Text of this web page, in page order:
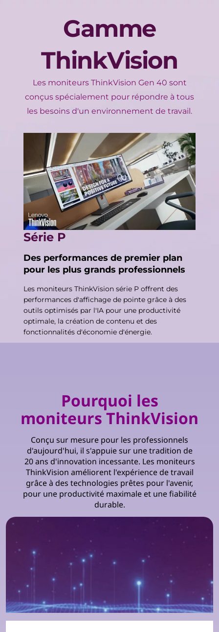
Gamme
ThinkVision
Les moniteurs ThinkVision Gen 40 sont
conçus spécialement pour répondre à tous
les besoins d'un environnement de travail.
Série P
Des performances de premier plan
pour les plus grands professionnels
Les moniteurs ThinkVision série P offrent des
performances d'affichage de pointe grâce à des
outils optimisés par l'IA pour une productivité
optimale, la création de contenu et des
fonctionnalités d'économie d'énergie.
Pourquoi les
moniteurs ThinkVision
Conçu sur mesure pour les professionnels
d'aujourd'hui, il s'appuie sur une tradition de
20 ans d'innovation incessante. Les moniteurs
ThinkVision améliorent l'expérience de travail
grâce à des technologies prêtes pour l'avenir,
pour une productivité maximale et une fiabilité
durable.